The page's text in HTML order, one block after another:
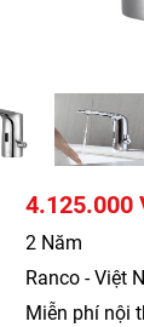
4.125.000
2 Năm
Ranco - Việt
Miễn phí nội